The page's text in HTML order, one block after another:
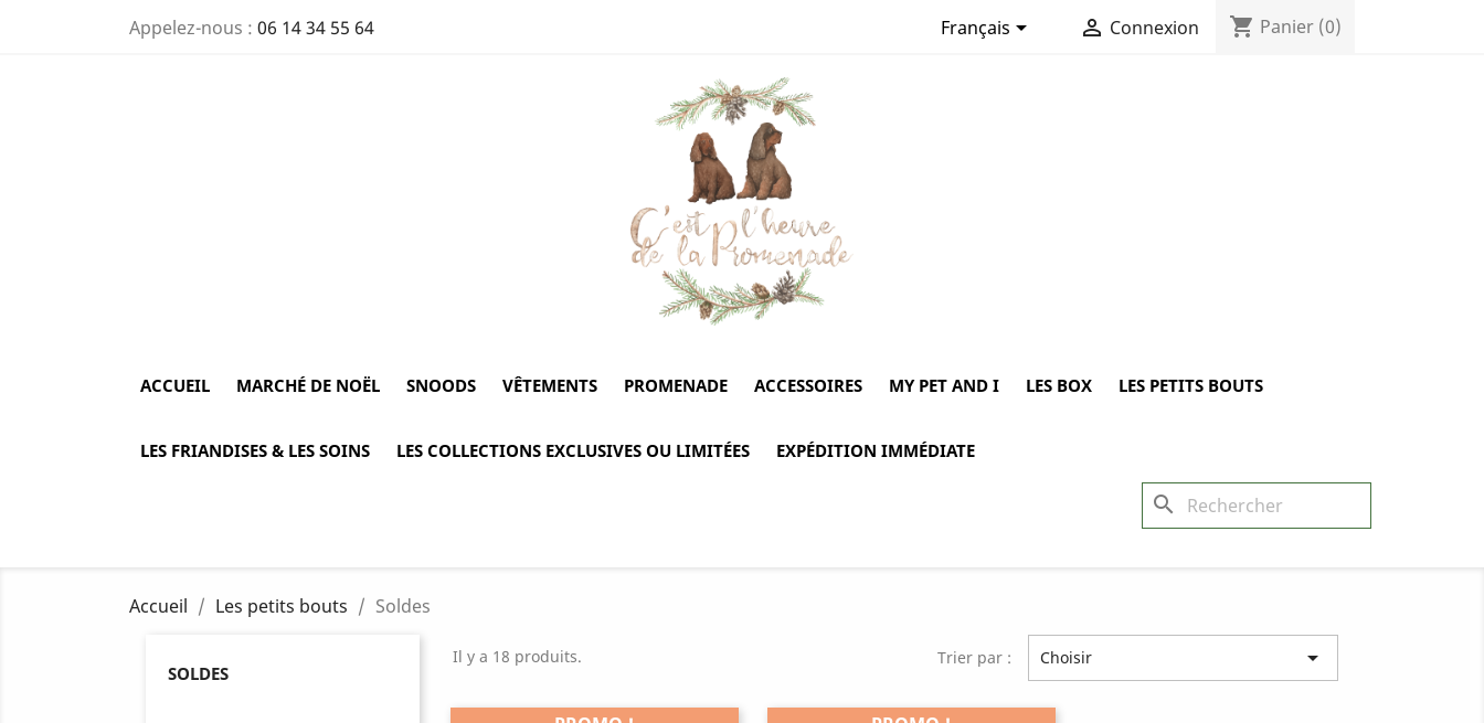
Appelez-nous : 06 14 34 55 64 Français  Connexion shopping_cart Panier (0)
ACCUEIL MARCHÉ DE NOËL SNOODS VÊTEMENTS PROMENADE ACCESSOIRES MY PET AND I LES BOX LES PETITS BOUTS
LES FRIANDISES & LES SOINS LES COLLECTIONS EXCLUSIVES OU LIMITÉES EXPÉDITION IMMÉDIATE
search
Accueil Les petits bouts Soldes
SOLDES
Il y a 18 produits. Trier par : Choisir 